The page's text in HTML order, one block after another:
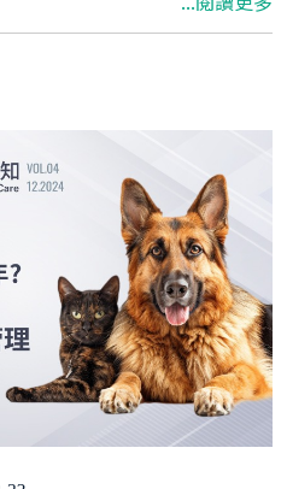
並提供心臟照護與保健